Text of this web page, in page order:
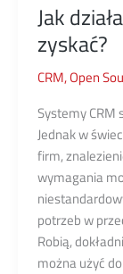
Jak
zyskać?
CRM,Open
Systemy CRM
Jednak w
firm,
wymagania
potrzeb w
Robią,
można użyć